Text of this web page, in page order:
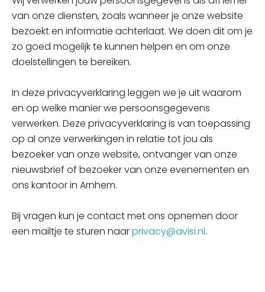
van onze diensten, zoals wanneer je onze website
bezoekt en informatie achterlaat. We doen dit om je
zo goed mogelijk te kunnen helpen en om onze
doelstellingen te bereiken.
In deze privacyverklaring leggen we je uit waarom
en op welke manier we persoonsgegevens
verwerken. Deze privacyverklaring is van toepassing
op al onze verwerkingen in relatie tot jou als
bezoeker van onze website, ontvanger van onze
nieuwsbrief of bezoeker van onze evenementen en
ons kantoor in Arnhem.
Bij vragen kun je contact met ons opnemen door
een mailtje te sturen naarprivacy@avisi.nl.